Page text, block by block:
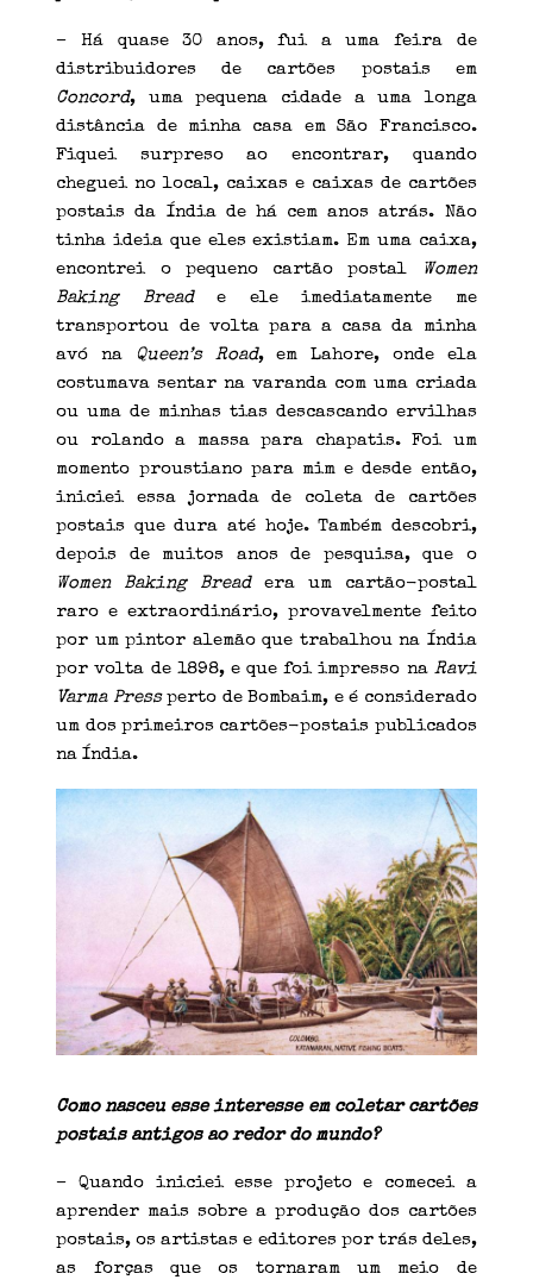
– Há quase 30 anos, fui a uma feira de
distribuidores de cartões postais em
Concord, uma pequena cidade a uma longa
distância de minha casa em São Francisco.
Fiquei surpreso ao encontrar, quando
cheguei no local, caixas e caixas de cartões
postais da Índia de há cem anos atrás. Não
tinha ideia que eles existiam. Em uma caixa,
encontrei o pequeno cartão postal
Women
Baking Breade ele imediatamente me
transportou de volta para a casa da minha
avó na
Queen’s Road, em Lahore, onde ela
costumava sentar na varanda com uma criada
ou uma de minhas tias descascando ervilhas
ou rolando a massa para chapatis. Foi um
momento proustiano para mim e desde então,
iniciei essa jornada de coleta de cartões
postais que dura até hoje. Também descobri,
depois de muitos anos de pesquisa, que o
Women Baking Breadera um cartão-postal
raro e extraordinário, provavelmente feito
por um pintor alemão que trabalhou na Índia
por volta de 1898, e que foi impresso na Ravi
Varma Pressperto de Bombaim, e é considerado
um dos primeiros cartões-postais publicados
na Índia.
Como nasceu esse interesse em coletar cartões
postais antigos ao redor do mundo?
– Quando iniciei esse projeto e comecei a
aprender mais sobre a produção dos cartões
postais, os artistas e editores por trás deles,
as forças que os tornaram um meio de